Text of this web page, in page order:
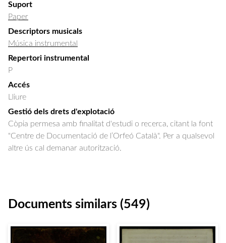
Suport
Paper
Descriptors musicals
Música instrumental
Repertori instrumental
P
Accés
Lliure
Gestió dels drets d'explotació
Còpia permesa amb finalitat d'estudi o recerca, citant la font
"Centre de Documentació de l’Orfeó Català". Per a qualsevol
altre ús cal demanar autorització.
Documents similars (549)